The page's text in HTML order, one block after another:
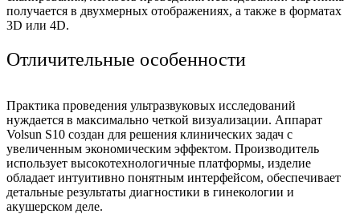
получается в двухмерных отображениях, а также в форматах
3D или 4D.
Отличительные особенности
Практика проведения ультразвуковых исследований
нуждается в максимально четкой визуализации. Аппарат
Volsun S10 создан для решения клинических задач с
увеличенным экономическим эффектом. Производитель
использует высокотехнологичные платформы, изделие
обладает интуитивно понятным интерфейсом, обеспечивает
детальные результаты диагностики в гинекологии и
акушерском деле.